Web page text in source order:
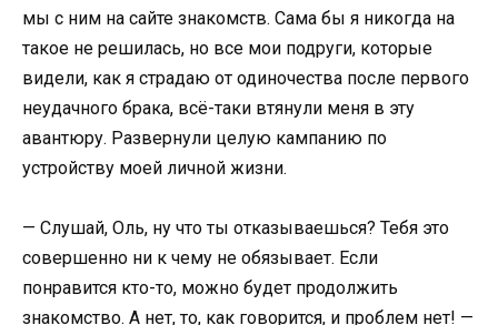
мы с ним на сайте знакомств. Сама бы я никогда на
такое не решилась, но все мои подруги, которые
видели, как я страдаю от одиночества после первого
неудачного брака, всё-таки втянули меня в эту
авантюру. Развернули целую кампанию по
устройству моей личной жизни.
— Слушай, Оль, ну что ты отказываешься? Тебя это
совершенно ни к чему не обязывает. Если
понравится кто-то, можно будет продолжить
знакомство. А нет, то, как говорится, и проблем нет! —